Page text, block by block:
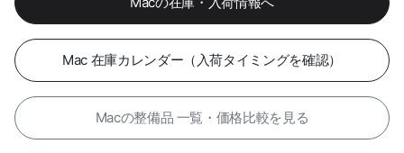
Mac 在庫カレンダー（入荷タイミングを確認）
Macの整備品 一覧・価格比較を見る